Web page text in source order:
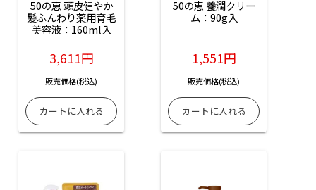
50の恵 頭皮健やか
髪ふんわり薬用育毛
美容液：160ml入
3,611円
販売価格(税込)
50の恵 養潤クリー
ム：90g入
1,551円
販売価格(税込)